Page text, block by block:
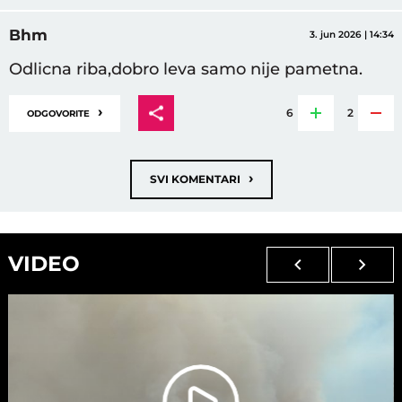
Bhm 3. jun 2026 | 14:34
Odlicna riba,dobro leva samo nije pametna.
ODGOVORITE › 6 2
SVI KOMENTARI ›
VIDEO